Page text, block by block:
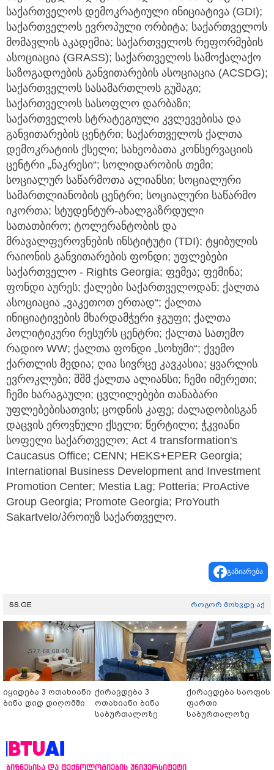
საქართველოს დემოკრატიული ინიციატივა (GDI);
საქართველოს ევროპული ორბიტა; საქართველოს
მომავლის აკადემია; საქართველოს რეფორმების
ასოციაცია (GRASS); საქართველოს სამოქალაქო
საზოგადოების განვითარების ასოციაცია (ACSDG);
საქართველოს სასამართლოს გუშაგი;
საქართველოს სასოფლო დარბაზი;
საქართველოს სტრატეგიული კვლევებისა და
განვითარების ცენტრი; საქართველოს ქალთა
დემოკრატიის ქსელი; სახეობათა კონსერვაციის
ცენტრი „ნაკრესი“; სოლიდარობის თემი;
სოციალურ საწარმოთა ალიანსი; სოციალური
სამართლიანობის ცენტრი; სოციალური საწარმო
იკორთა; სტუდენტურ-ახალგაზრდული
სათათბირო; ტოლერანტობის და
მრავალფეროვნების ინსტიტუტი (TDI); ტყიბულის
რაიონის განვითარების ფონდი; უფლებები
საქართველო - Rights Georgia; ფემეა; ფემინა;
ფონდი აურეს; ქალები საქართველოდან; ქალთა
ასოციაცია „ვაკეთოთ ერთად“; ქალთა
ინიციატივების მხარდამჭერი ჯგუფი; ქალთა
პოლიტიკური რესურს ცენტრი; ქალთა სათემო
რადიო WW; ქალთა ფონდი „სოხუმი“; ქვემო
ქართლის მედია; ღია სივრცე კავკასია; ყვარლის
ევროკლუბი; შშმ ქალთა ალიანსი; ჩემი იმერეთი;
ჩემი ხარაგაული; ცვლილებები თანაბარი
უფლებებისათვის; ცოდნის კაფე; ძალადობისგან
დაცვის ეროვნული ქსელი; წერტილი; ჭკვიანი
სოფელი საქართველო; Act 4 transformation's
Caucasus Office; CENN; HEKS+EPER Georgia;
International Business Development and Investment
Promotion Center; Mestia Lag; Potteria; ProActive
Group Georgia; Promote Georgia; ProYouth
Sakartvelo/პროიუზ საქართველო.
გაზიარება
SS.GE როგორ მოხვდე აქ
იყიდება 3 ოთახიანი
ბინა დიდ დიღომში
ქირავდება 3
ოთახიანი ბინა
საბურთალოზე
ქირავდება
ფართი
საბურთალოზე
ბიზნესისა და ტექნოლოგიების უნივერსიტეტი